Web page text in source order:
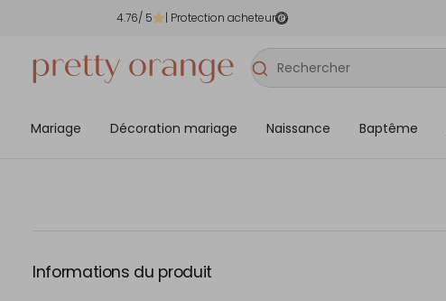
4.76/ 5 | Protection acheteur
Mariage Décoration mariage Naissance Baptême
Informations du produit